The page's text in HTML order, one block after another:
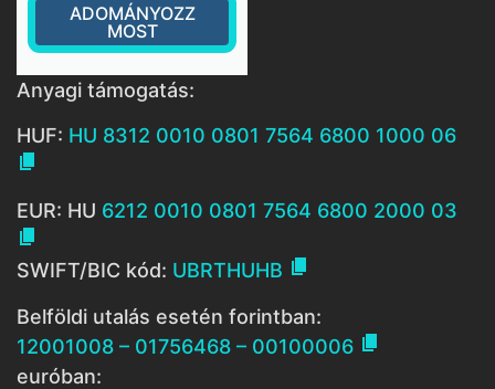
ADOMÁNYOZZ
MOST
Anyagi támogatás:
HUF: HU 8312 0010 0801 7564 6800 1000 06

EUR: HU 6212 0010 0801 7564 6800 2000 03

SWIFT/BIC kód: UBRTHUHB 
Belföldi utalás esetén forintban:
12001008 – 01756468 – 00100006 
euróban: